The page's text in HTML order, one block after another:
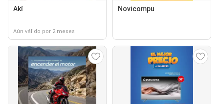
Akí
Aún válido por 2 meses
Novicompu